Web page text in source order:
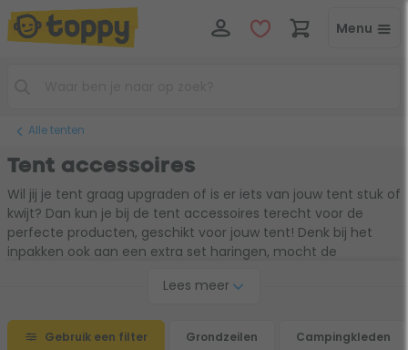
Menu
Alle tenten
Tent accessoires
Wil jij je tent graag upgraden of is er iets van jouw tent stuk of
kwijt? Dan kun je bij de tent accessoires terecht voor de
perfecte producten, geschikt voor jouw tent! Denk bij het
inpakken ook aan een extra set haringen, mocht de
luifel, tarp of windscherm voor extra beschutting? Maak
geschikte accessoire.
Lees meer
Gebruik een filter Grondzeilen Campingkleden